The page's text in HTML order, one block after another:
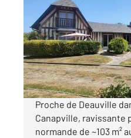
83 m , 4 pièces
Ref : 5271
Maison à vendre
599
Visiter le site dédié
Proche de Deauville
Canapville,
normande de ~103 m²